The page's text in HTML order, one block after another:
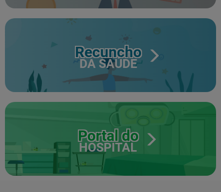
Recuncho
DA SAÚDE
Portal do
HOSPITAL